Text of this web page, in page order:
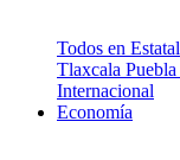
Todos en Estatal
Tlaxcala Puebla
Internacional
Economía